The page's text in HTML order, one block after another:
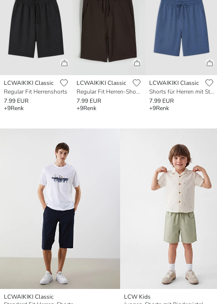
LCWAIKIKI Classic
Regular Fit Herrenshorts
7.99 EUR
+9Renk
LCWAIKIKI Classic
Regular Fit Herren-Shorts
7.99 EUR
+9Renk
LCWAIKIKI Classic
Shorts für Herren mit Standardpassform
7.99 EUR
+9Renk
LCWAIKIKI Classic
LCW Kids